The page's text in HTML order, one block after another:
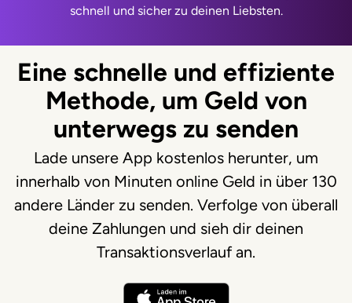
schnell und sicher zu deinen Liebsten.
Eine schnelle und effiziente
Methode, um Geld von
unterwegs zu senden
Lade unsere App kostenlos herunter, um
innerhalb von Minuten online Geld in über 130
andere Länder zu senden. Verfolge von überall
deine Zahlungen und sieh dir deinen
Transaktionsverlauf an.